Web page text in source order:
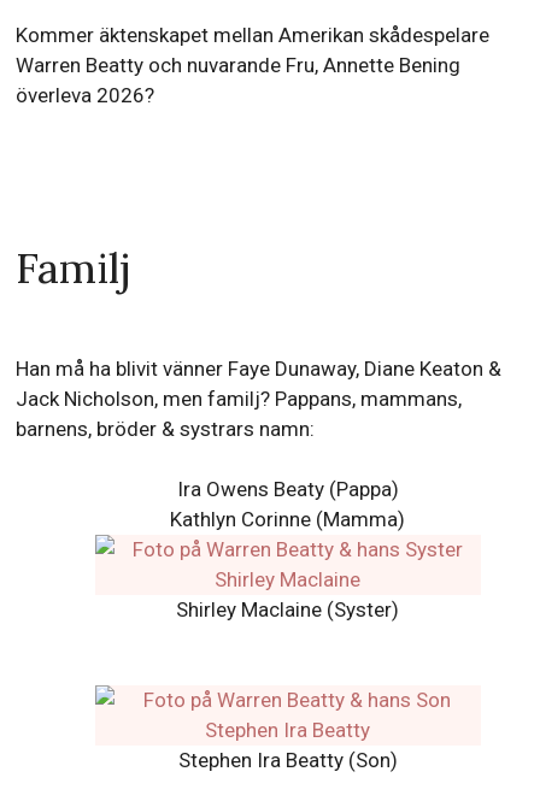
Kommer äktenskapet mellan Amerikan skådespelare
Warren Beatty och nuvarande Fru, Annette Bening
överleva 2026?
Familj
Han må ha blivit vänner Faye Dunaway, Diane Keaton &
Jack Nicholson, men familj? Pappans, mammans,
barnens, bröder & systrars namn:
Ira Owens Beaty (Pappa)
Kathlyn Corinne (Mamma)
Shirley Maclaine (Syster)
Stephen Ira Beatty (Son)